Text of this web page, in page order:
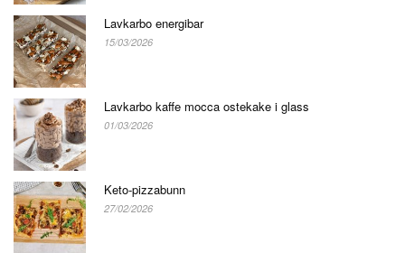
Lavkarbo energibar
15/03/2026
Lavkarbo kaffe mocca ostekake i glass
01/03/2026
Keto-pizzabunn
27/02/2026